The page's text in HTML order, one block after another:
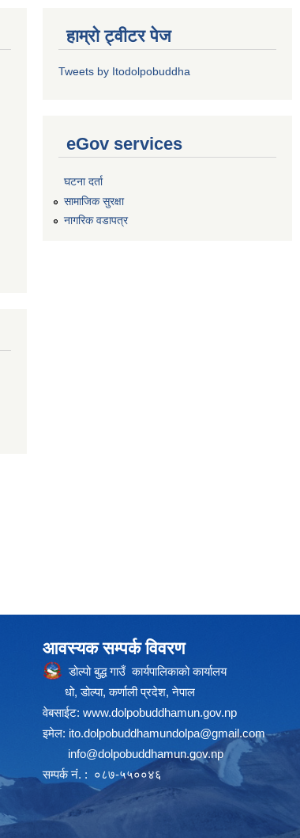
हाम्रो ट्वीटर पेज
Tweets by Itodolpobuddha
eGov services
घटना दर्ता
सामाजिक सुरक्षा
नागरिक वडापत्र
आवस्यक सम्पर्क विवरण
डोल्पो बुद्ध गाउँ कार्यपालिकाको कार्यालय
धो, डोल्पा, कर्णाली प्रदेश, नेपाल
वेबसाईट: www.dolpobuddhamun.gov.np
इमेल: ito.dolpobuddhamundolpa@gmail.com
info@dolpobuddhamun.gov.np
सम्पर्क नं. : ०८७-५५००४६